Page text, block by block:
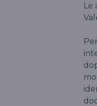
Le